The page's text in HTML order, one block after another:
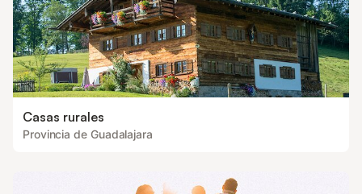
Casas rurales
Provincia de Guadalajara